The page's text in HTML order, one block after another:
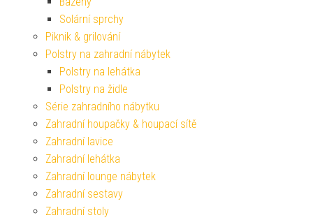
Solární sprchy
Piknik & grilování
Polstry na zahradní nábytek
Polstry na lehátka
Polstry na židle
Série zahradního nábytku
Zahradní houpačky & houpací sítě
Zahradní lavice
Zahradní lehátka
Zahradní lounge nábytek
Zahradní sestavy
Zahradní stoly